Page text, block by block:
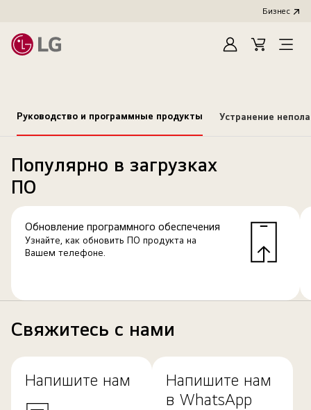
Бизнес
Cart
Open
Руководство и программные продукты Устранение
Популярно в загрузках
ПО
Обновление программного обеспечения
Узнайте, как обновить ПО продукта на
Вашем телефоне.
Свяжитесь с нами
Напишите нам
Напишите нам
в WhatsApp